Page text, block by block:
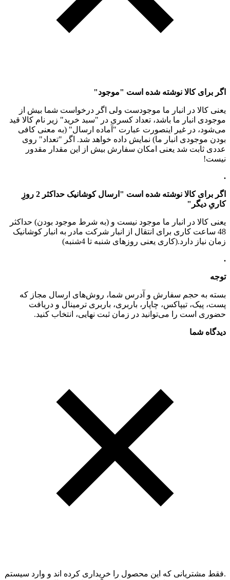
اگر برای کالا نوشته شده است "موجود"
یعنی کالا در انبار ما موجودست ولی اگر درخواست شما بیش از
موجودی انبار ما باشد، تعداد کسری در "سبد خرید" زیر نام کالا قید
می‌شود، در غیر اینصورت عبارت "آماده ارسال" (به معنی کافی
بودن موجودی انبار ما) نمایش داده خواهد شد. اگر "تعداد" روی
عددی ثابت شد یعنی امکان سفارش بیش از این مقدار مقدور
نیست!
.
اگر برای کالا نوشته شده است "ارسال کوشانیک حداکثر 2 روزِ
کاریِ دیگر"
یعنی کالا در انبار ما موجود نیست و (به شرط موجود بودن) حداکثر
48 ساعت کاری برای انتقال از انبار شرکت مادر به انبار کوشانیک
زمان نیاز دارد.(کاری یعنی روزهای شنبه تا 4شنبه)
.
توجه
بسته به حجم سفارش و آدرس شما، روش‌های ارسال مجاز که
پست، پیک، تیپاکس، چاپار، باربری، باربری ترمینال و دریافت
حضوری است را می‌توانید در زمان ثبت نهایی، انتخاب کنید.
دیدگاه شما
.فقط مشتریانی که این محصول را خریداری کرده اند و وارد سیستم